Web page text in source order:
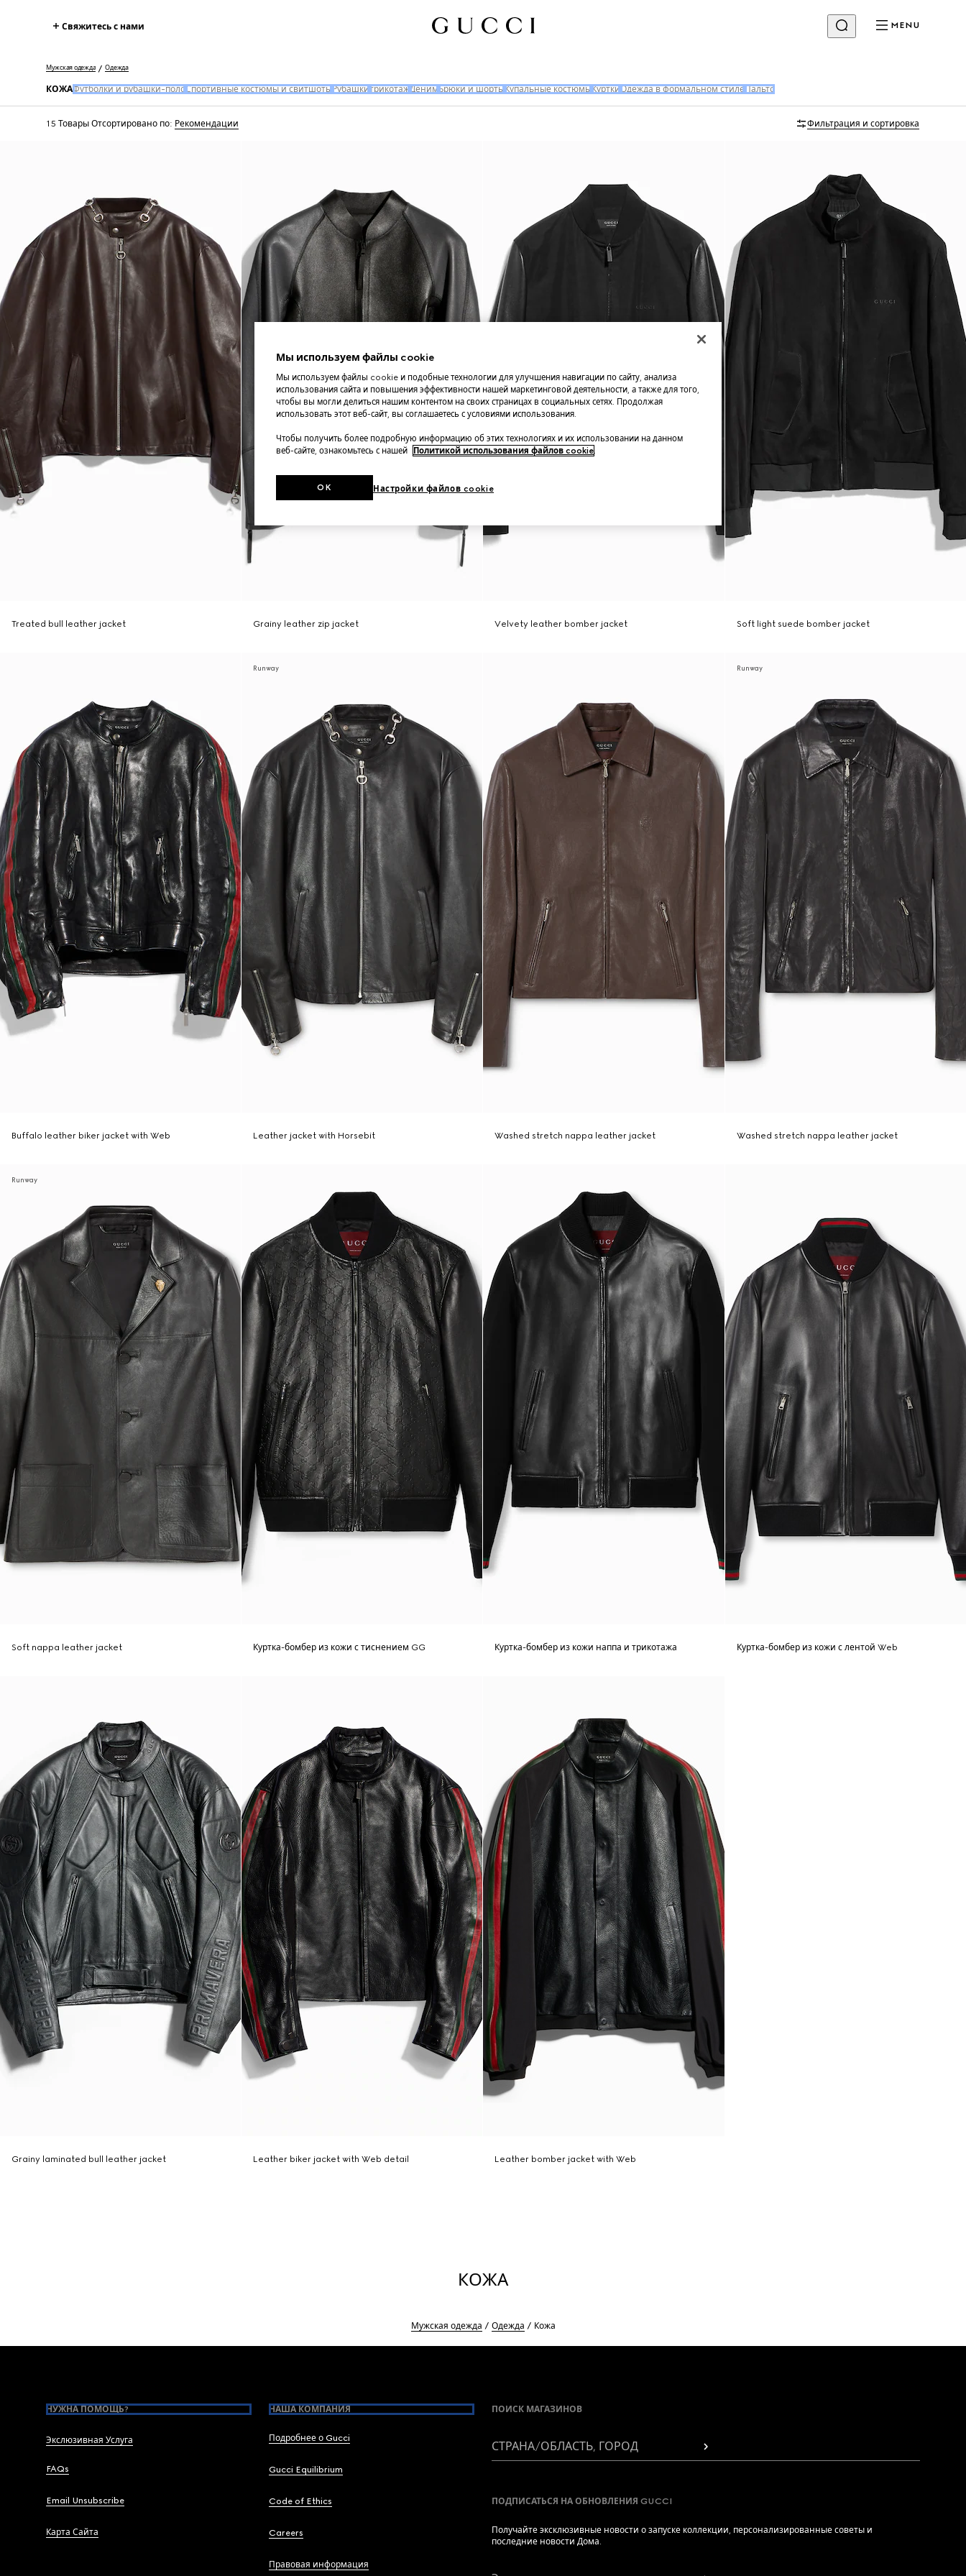
Свяжитесь с нами MENU
Мужская одежда Одежда
КОЖА Футболки и рубашки-поло Спортивные костюмы и свитшоты Рубашки трикотаж Деним Брюки и шорты Купальные костюмы Куртки Одежда в формальном стиле Пальто
15 Товары Отсортировано по: Рекомендации Фильтрация и сортировка
Treated bull leather jacket Grainy leather zip jacket Velvety leather bomber jacket Soft light suede bomber jacket
Buffalo leather biker jacket with Web
Runway
Leather jacket with Horsebit Washed stretch nappa leather jacket
Runway
Washed stretch nappa leather jacket
Runway
Soft nappa leather jacket Куртка-бомбер из кожи с тиснением GG Куртка-бомбер из кожи наппа и трикотажа Куртка-бомбер из кожи с лентой Web
Grainy laminated bull leather jacket Leather biker jacket with Web detail Leather bomber jacket with Web
КОЖА
Мужская одежда Одежда Кожа
НУЖНА ПОМОЩЬ?
Экслюзивная Услуга
FAQs
Email Unsubscribe
Карта Сайта
НАША КОМПАНИЯ
Подробнее о Gucci
Gucci Equilibrium
Code of Ethics
Careers
Правовая информация
ПОИСК МАГАЗИНОВ
СТРАНА/ОБЛАСТЬ, ГОРОД
ПОДПИСАТЬСЯ НА ОБНОВЛЕНИЯ GUCCI
Получайте эксклюзивные новости о запуске коллекции, персонализированные советы и
последние новости Дома.
Мы используем файлы cookie
Мы используем файлы cookie и подобные технологии для улучшения навигации по сайту, анализа
использования сайта и повышения эффективности нашей маркетинговой деятельности, а также для того,
чтобы вы могли делиться нашим контентом на своих страницах в социальных сетях. Продолжая
использовать этот веб-сайт, вы соглашаетесь с условиями использования.
Чтобы получить более подробную информацию об этих технологиях и их использовании на данном
веб-сайте, ознакомьтесь с нашей
Политикой использования файлов cookie.
Настройки файлов cookie
OK